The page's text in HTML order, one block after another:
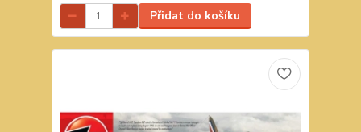
Přidat do košíku